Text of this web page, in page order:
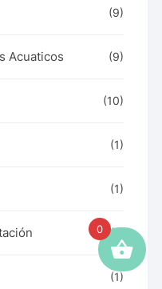
(9)
Acuaticos (9)
(10)
(1)
(1)
(1)
(1)
0